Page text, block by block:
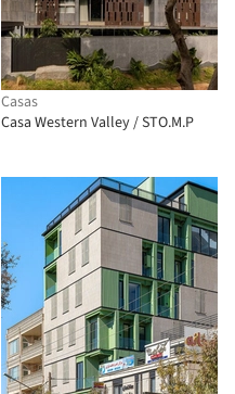
Casas
Casa Western Valley / STO.M.P